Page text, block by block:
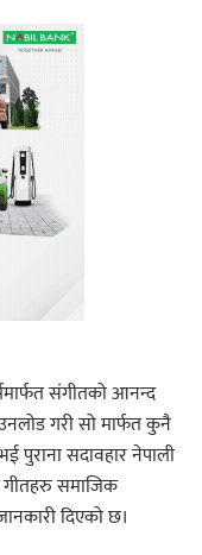
संगीतको आनन्द
गरी सो मार्फत कुनै
पुराना सदावहार नेपाली
गीतहरु समाजिक
दिएको छ।